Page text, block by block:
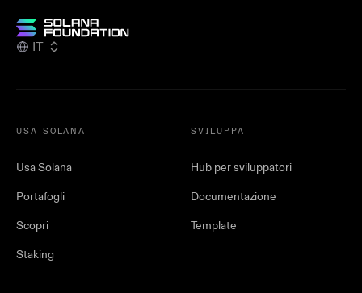
IT
USA SOLANA
Usa Solana
Portafogli
Scopri
Staking
SVILUPPA
Hub per sviluppatori
Documentazione
Template